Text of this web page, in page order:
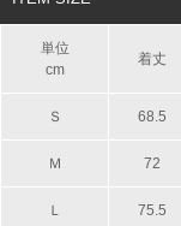
単位
cm
着丈
Ｓ 68.5
Ｍ 72
Ｌ 75.5